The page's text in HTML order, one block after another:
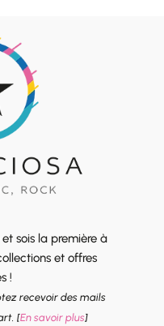
sois la première à
et offres
!
recevoir des mails
[En savoir plus]